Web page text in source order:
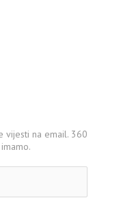
vijesti na email. 360